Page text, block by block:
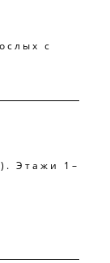
с
Этажи 1–